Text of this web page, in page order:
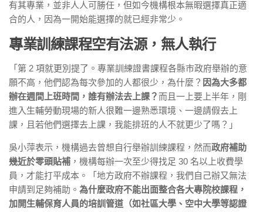
有其專業，並非人人可勝任，但如今機構根本無暇選擇真正適
合的人，因為一開始能選擇的就已經非常少。
專業訓練課程空有法源，無人執行
「第 2 項就更別提了。專業訓練證書課程各縣市政府舉辦的意
願不高，他們認為每次參加的人都很少，為什麼？ 因為大多都
辦在週間上班時間，誰有辦法去上課？而且一上要上半年，剛
進入生輔勞動現場的新人很難一邊熟悉環境、一邊請假去上
課，且若他們選擇去上課，我能排班的人不就更少了嗎？」
吳小萍表示，機構過去曾想自行舉辦訓練課程，然而政府補助
幾近於零頭貼補 ，機構每辦一次至少得找足 30 名以上收費學
員，才能打平成本。「地方政府不辦課程，我們自己辦又無法
申請到足夠補助。 為什麼政府不能出面整合各大專院校課程，
加開生輔保育人員的培訓管道（如社區大學、空中大學等認證